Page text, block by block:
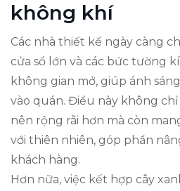
không khí
Các nhà thiết kế ngày càng
cửa sổ lớn và các bức tường
không gian mở, giúp ánh
vào quán. Điều này không
nên rộng rãi hơn mà còn
với thiên nhiên, góp phần
khách hàng.
Hơn nữa, việc kết hợp cây